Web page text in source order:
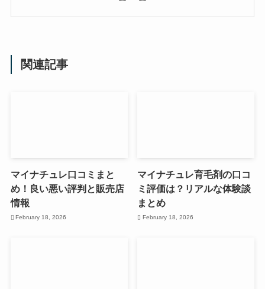
関連記事
マイナチュレ口コミまと
め！良い悪い評判と販売店
情報
February 18, 2026
マイナチュレ育毛剤の口コ
ミ評価は？リアルな体験談
まとめ
February 18, 2026